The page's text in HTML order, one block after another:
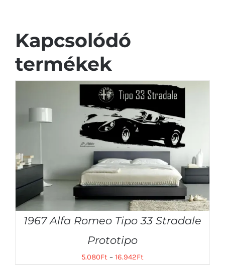
Kapcsolódó
termékek
1967 Alfa Romeo Tipo 33 Stradale
Prototipo
5.080Ft – 16.942Ft